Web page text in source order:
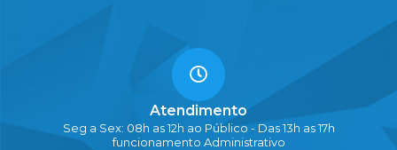
Atendimento
Seg a Sex: 08h as 12h ao Público - Das 13h as 17h
funcionamento Administrativo